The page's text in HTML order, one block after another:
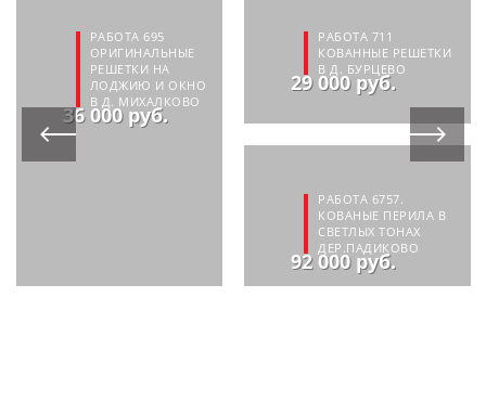
РАБОТА 695
ОРИГИНАЛЬНЫЕ
РЕШЕТКИ НА
ЛОДЖИЮ И ОКНО
В Д. МИХАЛКОВО
36 000 руб.
РАБОТА 711
КОВАННЫЕ РЕШЕТКИ
В Д. БУРЦЕВО
29 000 руб.
РАБОТА 6757.
КОВАНЫЕ ПЕРИЛА В
СВЕТЛЫХ ТОНАХ
ДЕР.ПАДИКОВО
92 000 руб.